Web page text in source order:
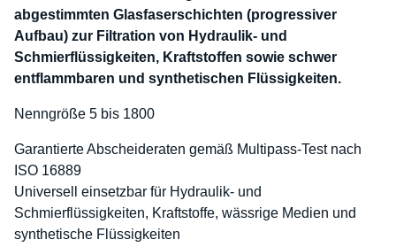
abgestimmten Glasfaserschichten (progressiver
Aufbau) zur Filtration von Hydraulik- und
Schmierflüssigkeiten, Kraftstoffen sowie schwer
entflammbaren und synthetischen Flüssigkeiten.
Nenngröße 5 bis 1800
Garantierte Abscheideraten gemäß Multipass-Test nach
ISO 16889
Universell einsetzbar für Hydraulik- und
Schmierflüssigkeiten, Kraftstoffe, wässrige Medien und
synthetische Flüssigkeiten